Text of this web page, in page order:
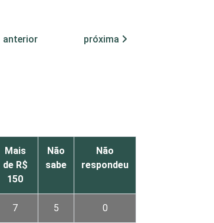
anterior
próxima
Mais
de R$
150
Não
sabe
Não
respondeu
7 5 0